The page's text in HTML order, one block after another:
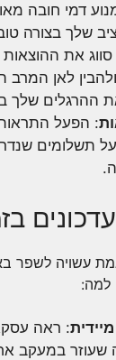
דמי חובה
שלך בצורה
סווג את
לאן
ההרגלים שלך
: הפעל
תשלומים
עשויה לשפר
למה:
: ראה
שעוזר במעקב